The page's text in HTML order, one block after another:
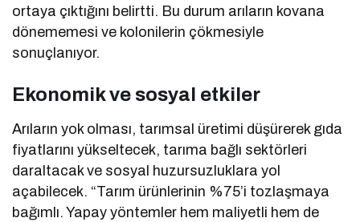
ortaya çıktığını belirtti. Bu durum arıların kovana
dönememesi ve kolonilerin çökmesiyle
sonuçlanıyor.
Ekonomik ve sosyal etkiler
Arıların yok olması, tarımsal üretimi düşürerek gıda
fiyatlarını yükseltecek, tarıma bağlı sektörleri
daraltacak ve sosyal huzursuzluklara yol
açabilecek. “Tarım ürünlerinin %75’i tozlaşmaya
bağımlı. Yapay yöntemler hem maliyetli hem de